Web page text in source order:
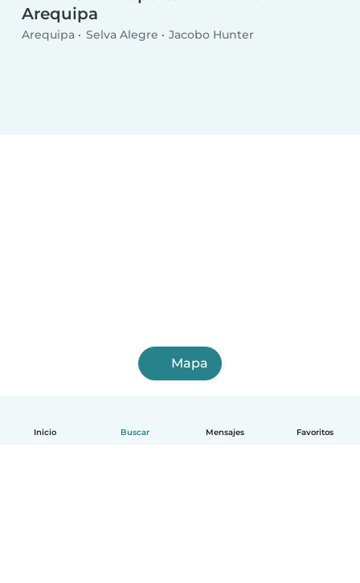
Inicio Buscar Mensajes Favoritos
Arequipa
Arequipa Selva Alegre Jacobo Hunter
Mapa